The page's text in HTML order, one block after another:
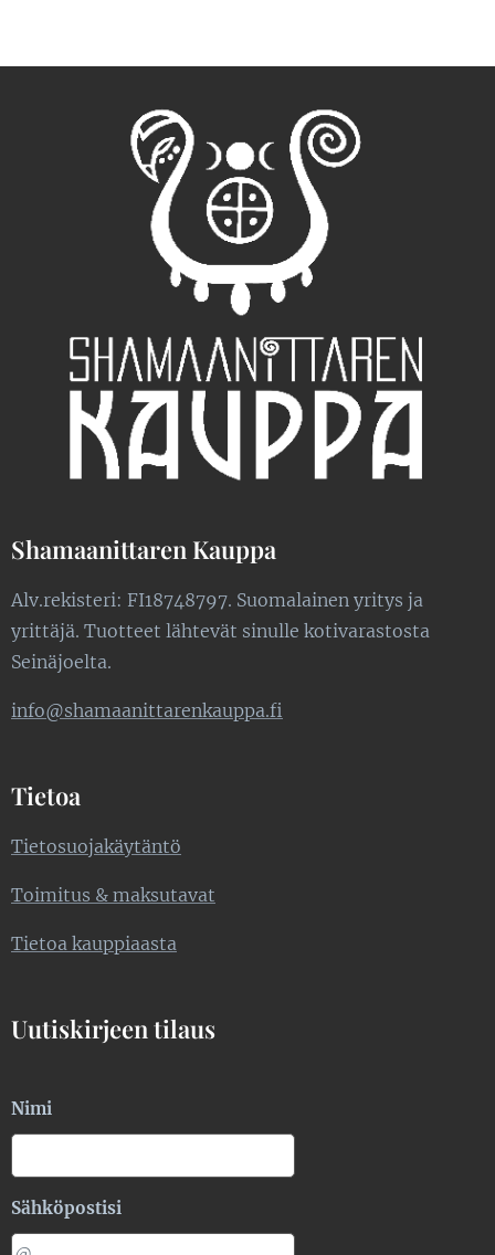
Shamaanittaren Kauppa
Alv.rekisteri: FI18748797. Suomalainen yritys ja
yrittäjä. Tuotteet lähtevät sinulle kotivarastosta
Seinäjoelta.
info@shamaanittarenkauppa.fi
Tietoa
Tietosuojakäytäntö
Toimitus & maksutavat
Tietoa kauppiaasta
Uutiskirjeen tilaus
Nimi
Sähköpostisi